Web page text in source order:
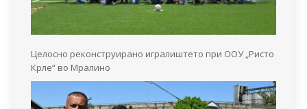
Целосно реконструирано игралиштето при ООУ „Ристо
Крле“ во Мралино